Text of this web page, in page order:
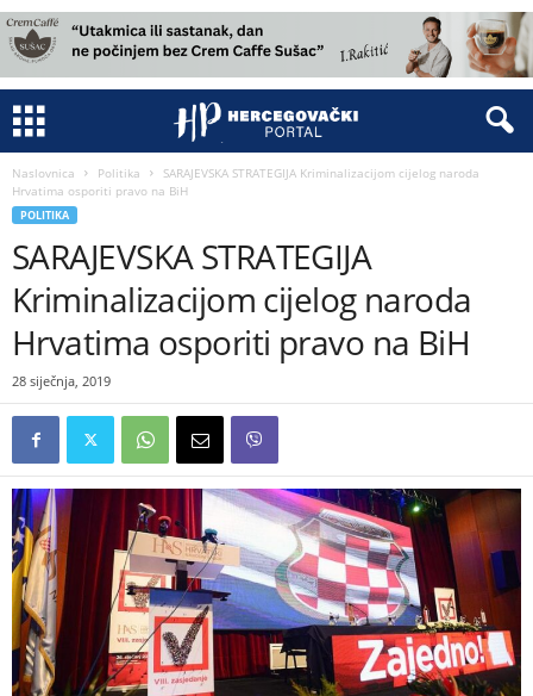
Naslovnica Politika
SARAJEVSKA STRATEGIJA Kriminalizacijom cijelog naroda
Hrvatima osporiti pravo na BiH
POLITIKA
SARAJEVSKA STRATEGIJA
Kriminalizacijom cijelog naroda
Hrvatima osporiti pravo na BiH
28 siječnja, 2019